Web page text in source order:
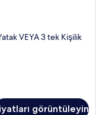
VEYA 3 tek Kişilik
görüntüleyin